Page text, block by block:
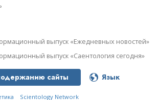
выпуск «Ежедневных новостей»
выпуск «Саентология сегодня»
сайты Язык
Scientology Network